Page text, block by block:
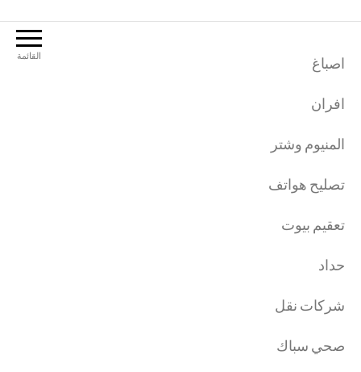
القائمة اصباغ
افران
المنيوم وشتر
تصليح هواتف
تعقيم بيوت
حداد
شركات نقل
صحي سباك